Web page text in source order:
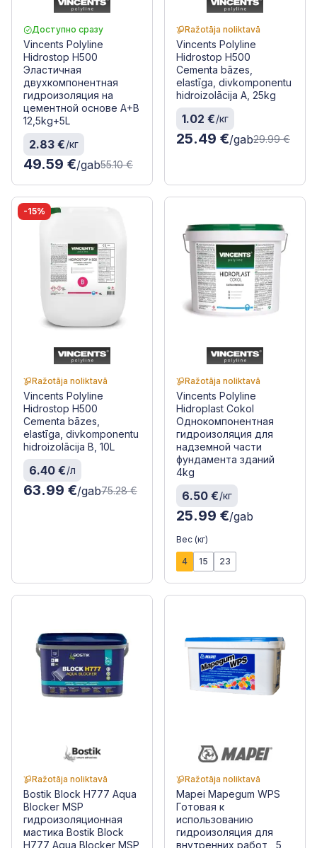
Доступно сразу
Vincents Polyline
Hidrostop H500
Эластичная
двухкомпонентная
гидроизоляция на
цементной основе A+B
12,5kg+5L
2.83 €/кг
49.59 €/gab55.10 €
Ražotāja noliktavā
Vincents Polyline
Hidrostop H500
Cementa bāzes,
elastīga, divkomponentu
hidroizolācija A, 25kg
1.02 €/кг
25.49 €/gab29.99 €
-15%
Ražotāja noliktavā
Vincents Polyline
Hidrostop H500
Cementa bāzes,
elastīga, divkomponentu
hidroizolācija B, 10L
6.40 €/л
63.99 €/gab75.28 €
Ražotāja noliktavā
Vincents Polyline
Hidroplast Cokol
Однокомпонентная
гидроизоляция для
надземной части
фундамента зданий
4kg
6.50 €/кг
25.99 €/gab
Вес (кг)
4 15 23
Ražotāja noliktavā
Bostik Block H777 Aqua
Blocker MSP
гидроизоляционная
мастика Bostik Block
H777 Aqua Blocker MSP
Ražotāja noliktavā
Mapei Mapegum WPS
Готовая к
использованию
гидроизоляция для
внутренних работ , 5